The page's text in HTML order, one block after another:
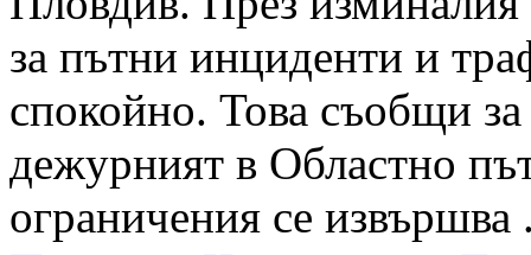
за пътни инциденти и
спокойно. Това съобщи
дежурният в Областно
ограничения се извършва